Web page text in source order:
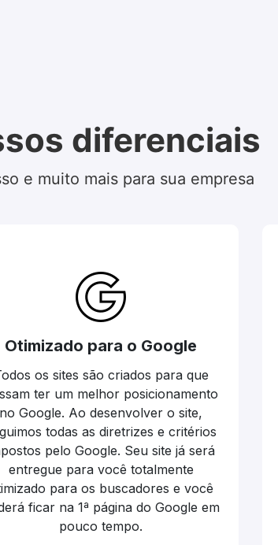
diferenciais
e muito mais para sua empresa
Otimizado para o Google
os sites são criados para que
ter um melhor posicionamento
no Google. Ao desenvolver o site,
todas as diretrizes e critérios
pelo Google. Seu site já será
entregue para você totalmente
para os buscadores e você
ficar na 1ª página do Google em
pouco tempo.